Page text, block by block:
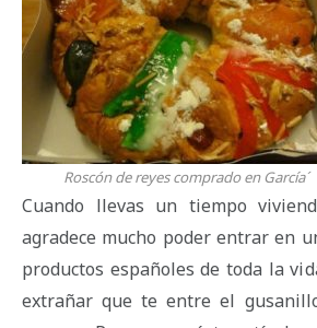
Roscón de reyes comprado en García´
Cuando llevas un tiempo
agradece mucho poder entrar en
productos españoles de toda la
extrañar que te entre el